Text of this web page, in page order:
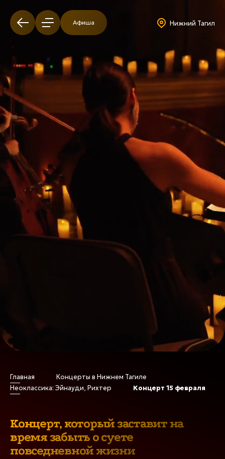
Афиша Нижний Тагил
Неоклассика: Эйнауди,
Рихтер в Нижнем Тагиле
Сотни свечей, удивительная атмосфера,
талантливые музыканты, всемирно известные
Главная
Концерты в Нижнем Тагиле
Неоклассика: Эйнауди, Рихтер
Концерт 15 февраля
Концерт, который заставит на
время забыть о суете
повседневной жизни